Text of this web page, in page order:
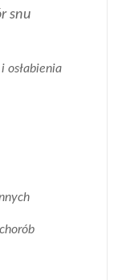
snu
osłabienia